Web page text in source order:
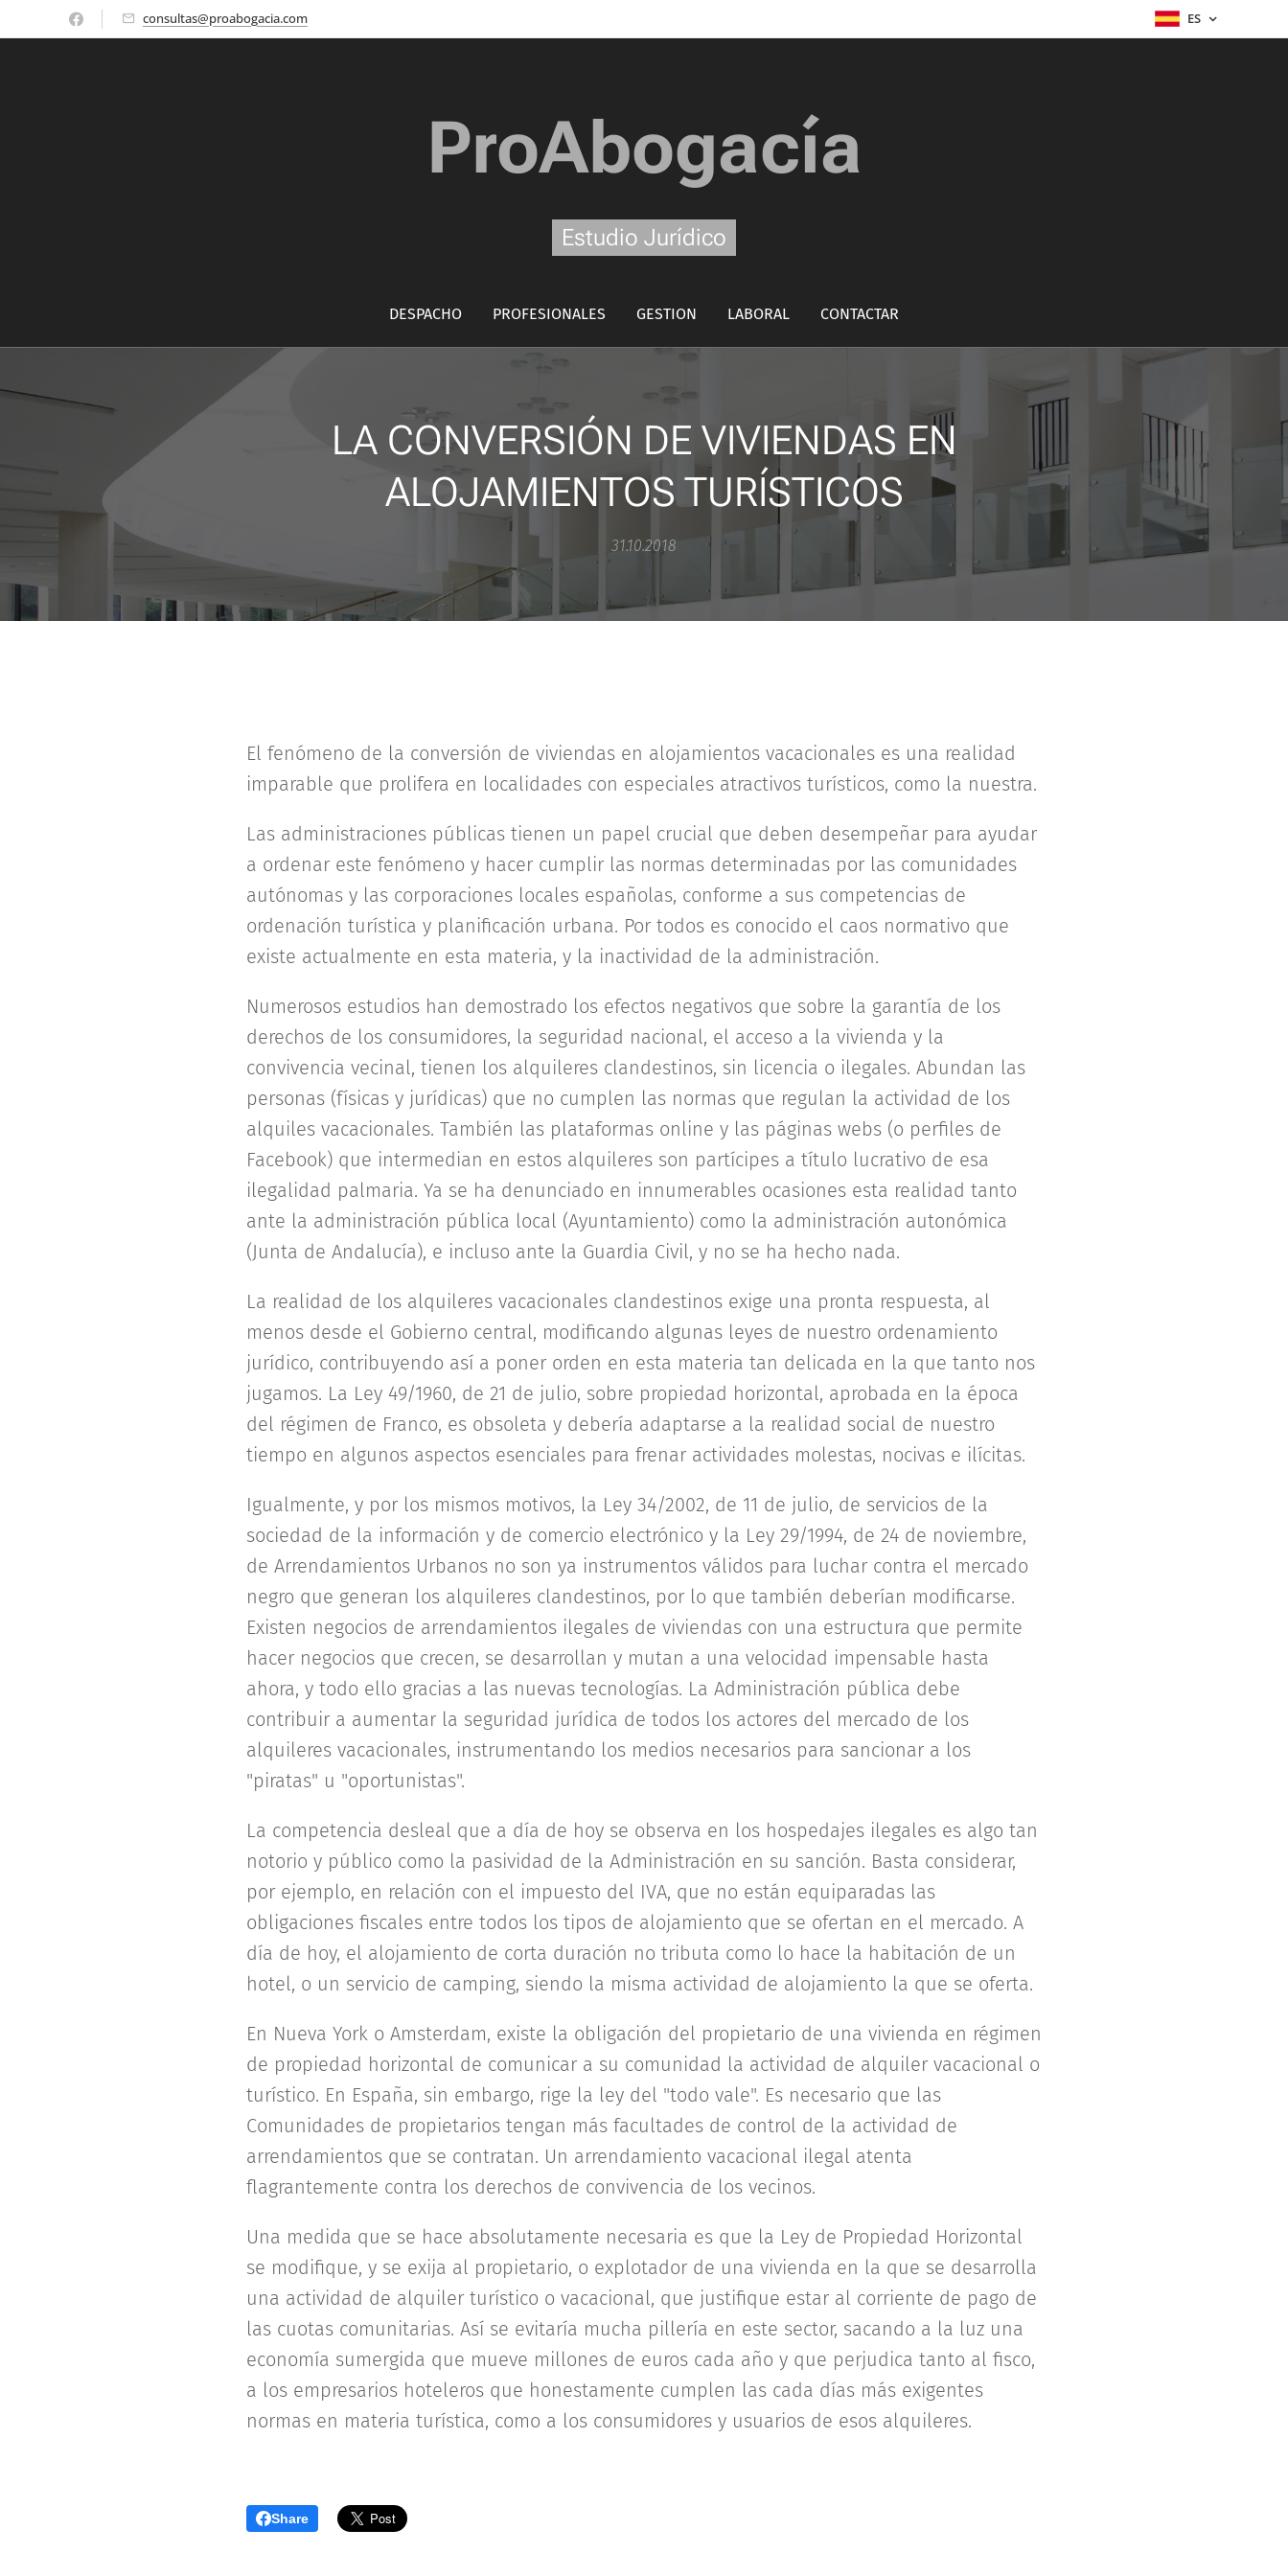
consultas@proabogacia.com ES
ProAbogacía
Estudio Jurídico
DESPACHO PROFESIONALES GESTION LABORAL CONTACTAR
LA CONVERSIÓN DE VIVIENDAS EN
ALOJAMIENTOS TURÍSTICOS
31.10.2018
El fenómeno de la conversión de viviendas en alojamientos vacacionales es una realidad
imparable que prolifera en localidades con especiales atractivos turísticos, como la nuestra.
Las administraciones públicas tienen un papel crucial que deben desempeñar para ayudar
a ordenar este fenómeno y hacer cumplir las normas determinadas por las comunidades
autónomas y las corporaciones locales españolas, conforme a sus competencias de
ordenación turística y planificación urbana. Por todos es conocido el caos normativo que
existe actualmente en esta materia, y la inactividad de la administración.
Numerosos estudios han demostrado los efectos negativos que sobre la garantía de los
derechos de los consumidores, la seguridad nacional, el acceso a la vivienda y la
convivencia vecinal, tienen los alquileres clandestinos, sin licencia o ilegales. Abundan las
personas (físicas y jurídicas) que no cumplen las normas que regulan la actividad de los
alquiles vacacionales. También las plataformas online y las páginas webs (o perfiles de
Facebook) que intermedian en estos alquileres son partícipes a título lucrativo de esa
ilegalidad palmaria. Ya se ha denunciado en innumerables ocasiones esta realidad tanto
ante la administración pública local (Ayuntamiento) como la administración autonómica
(Junta de Andalucía), e incluso ante la Guardia Civil, y no se ha hecho nada.
La realidad de los alquileres vacacionales clandestinos exige una pronta respuesta, al
menos desde el Gobierno central, modificando algunas leyes de nuestro ordenamiento
jurídico, contribuyendo así a poner orden en esta materia tan delicada en la que tanto nos
jugamos. La Ley 49/1960, de 21 de julio, sobre propiedad horizontal, aprobada en la época
del régimen de Franco, es obsoleta y debería adaptarse a la realidad social de nuestro
tiempo en algunos aspectos esenciales para frenar actividades molestas, nocivas e ilícitas.
Igualmente, y por los mismos motivos, la Ley 34/2002, de 11 de julio, de servicios de la
sociedad de la información y de comercio electrónico y la Ley 29/1994, de 24 de noviembre,
de Arrendamientos Urbanos no son ya instrumentos válidos para luchar contra el mercado
negro que generan los alquileres clandestinos, por lo que también deberían modificarse.
Existen negocios de arrendamientos ilegales de viviendas con una estructura que permite
hacer negocios que crecen, se desarrollan y mutan a una velocidad impensable hasta
ahora, y todo ello gracias a las nuevas tecnologías. La Administración pública debe
contribuir a aumentar la seguridad jurídica de todos los actores del mercado de los
alquileres vacacionales, instrumentando los medios necesarios para sancionar a los
"piratas" u "oportunistas".
La competencia desleal que a día de hoy se observa en los hospedajes ilegales es algo tan
notorio y público como la pasividad de la Administración en su sanción. Basta considerar,
por ejemplo, en relación con el impuesto del IVA, que no están equiparadas las
obligaciones fiscales entre todos los tipos de alojamiento que se ofertan en el mercado. A
día de hoy, el alojamiento de corta duración no tributa como lo hace la habitación de un
hotel, o un servicio de camping, siendo la misma actividad de alojamiento la que se oferta.
En Nueva York o Amsterdam, existe la obligación del propietario de una vivienda en régimen
de propiedad horizontal de comunicar a su comunidad la actividad de alquiler vacacional o
turístico. En España, sin embargo, rige la ley del "todo vale". Es necesario que las
Comunidades de propietarios tengan más facultades de control de la actividad de
arrendamientos que se contratan. Un arrendamiento vacacional ilegal atenta
flagrantemente contra los derechos de convivencia de los vecinos.
Una medida que se hace absolutamente necesaria es que la Ley de Propiedad Horizontal
se modifique, y se exija al propietario, o explotador de una vivienda en la que se desarrolla
una actividad de alquiler turístico o vacacional, que justifique estar al corriente de pago de
las cuotas comunitarias. Así se evitaría mucha pillería en este sector, sacando a la luz una
economía sumergida que mueve millones de euros cada año y que perjudica tanto al fisco,
a los empresarios hoteleros que honestamente cumplen las cada días más exigentes
normas en materia turística, como a los consumidores y usuarios de esos alquileres.
Share